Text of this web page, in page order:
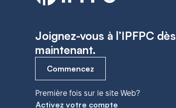
Joignez-vous à l’IPFPC dès
maintenant.
Commencez
Première fois sur le site Web?
Activez votre compte